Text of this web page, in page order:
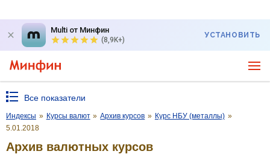
Multi от Минфин
(8,9K+)
УСТАНОВИТЬ
Все показатели
Индексы » Курсы валют » Архив курсов » Курс НБУ (металлы) »
5.01.2018
Архив валютных курсов